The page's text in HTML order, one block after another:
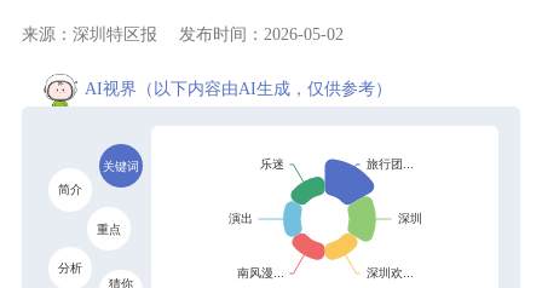
来源：深圳特区报 发布时间：2026-05-02
AI视界 （以下内容由AI生成，仅供参考）
关键词
简介
重点
分析
猜你